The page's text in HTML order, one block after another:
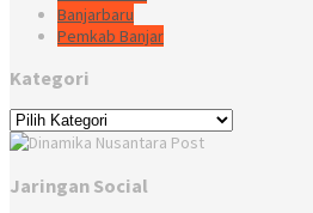
Banjarbaru
Pemkab Banjar
Kategori
Kategori
Jaringan Social